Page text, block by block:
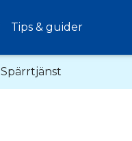
Tips & guider
Spärrtjänst